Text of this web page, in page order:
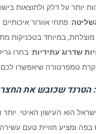
יותר על דלק ולתוצאות
: פתחי אוורור
מוצלחת, במיוחד בטכניקות
שדרוג עתידיות: בחרו
טמפרטורה שיאפשרו
הטרנד שכובש את
הוא העישון האיטי.
ומציע חוויית טעם